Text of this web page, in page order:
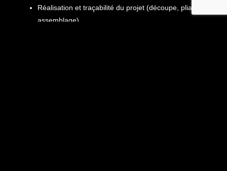
Réalisation et traçabilité du projet (découpe, pliage,
assemblage)